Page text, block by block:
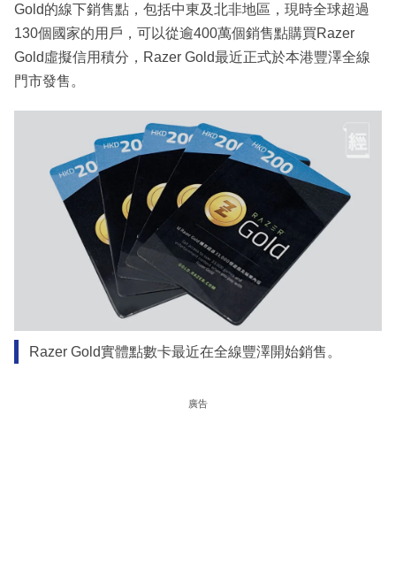
Gold的線下銷售點，包括中東及北非地區，現時全球超過
130個國家的用戶，可以從逾400萬個銷售點購買Razer
Gold虛擬信用積分，Razer Gold最近正式於本港豐澤全線
門市發售。
Razer Gold實體點數卡最近在全線豐澤開始銷售。
廣告